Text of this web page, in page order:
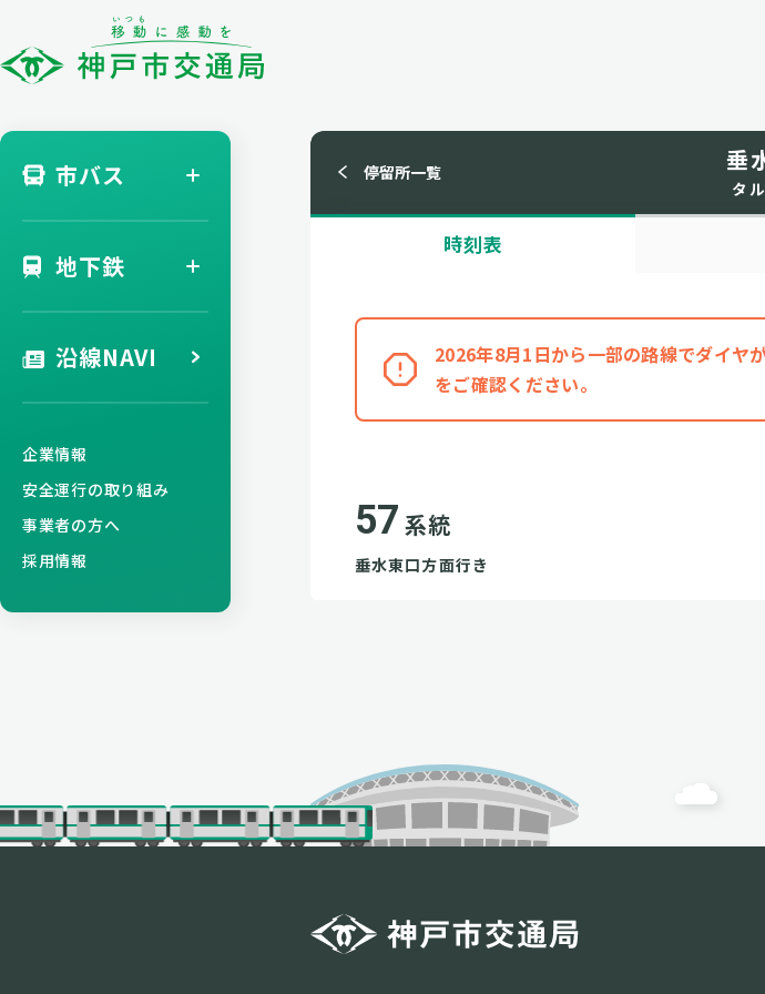
市バス
地下鉄
沿線NAVI
企業情報
安全運行の取り組み
事業者の方へ
採用情報
停留所一覧 垂
タ
時刻表
2026年8月1日から一部の路線でダイヤ
をご確認ください。
57 系統
垂水東口方面行き